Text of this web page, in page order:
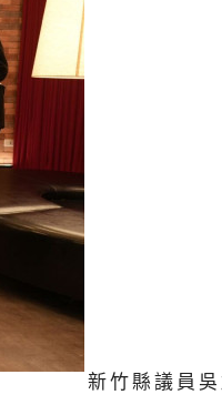
新竹縣議員